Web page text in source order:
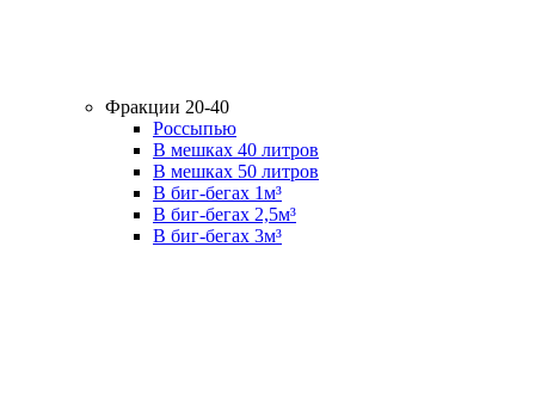
Фракции 20-40
Россыпью
В мешках 40 литров
В мешках 50 литров
В биг-бегах 1м³
В биг-бегах 2,5м³
В биг-бегах 3м³